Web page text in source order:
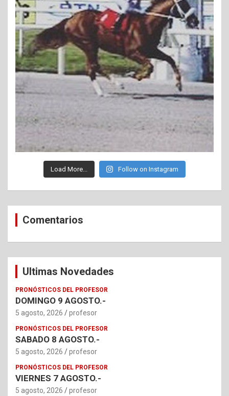
Load More... Follow on Instagram
Comentarios
Ultimas Novedades
PRONÓSTICOS DEL PROFESOR
DOMINGO 9 AGOSTO.-
5 agosto, 2026 profesor
PRONÓSTICOS DEL PROFESOR
SABADO 8 AGOSTO.-
5 agosto, 2026 profesor
PRONÓSTICOS DEL PROFESOR
VIERNES 7 AGOSTO.-
5 agosto, 2026 profesor